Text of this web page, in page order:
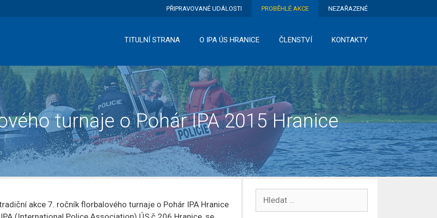
PŘIPRAVOVANÉ UDÁLOSTI PROBĚHLÉ AKCE NEZAŘAZENÉ
TITULNÍ STRANA O IPA ÚS HRANICE ČLENSTVÍ KONTAKTY
turnaje o Pohár IPA 2015 Hranice
akce 7. ročník florbalového turnaje o Pohár IPA Hranice